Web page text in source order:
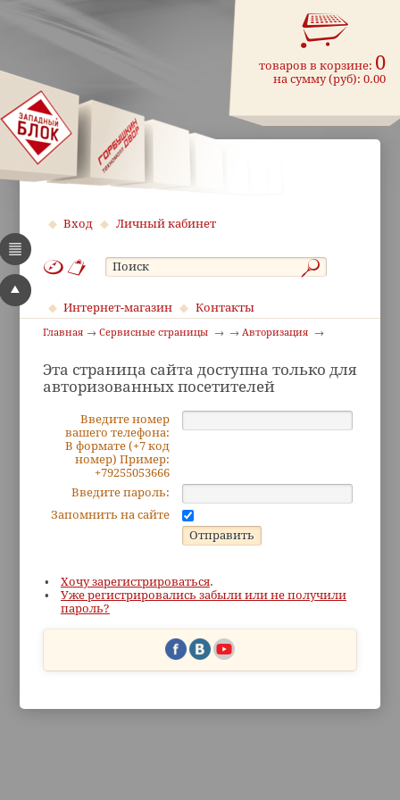
товаров в корзине: 0
на сумму (руб):0.00
Вход Личный кабинет
Интернет-магазин Контакты
Главная Сервисные страницы Авторизация
Эта страница сайта доступна только для
авторизованных посетителей
Введите номер
вашего телефона:
В формате (+7 код
номер) Пример:
+79255053666
Введите пароль:
Запомнить на сайте
Хочу зарегистрироваться.
Уже регистрировались забыли или не получили
пароль?